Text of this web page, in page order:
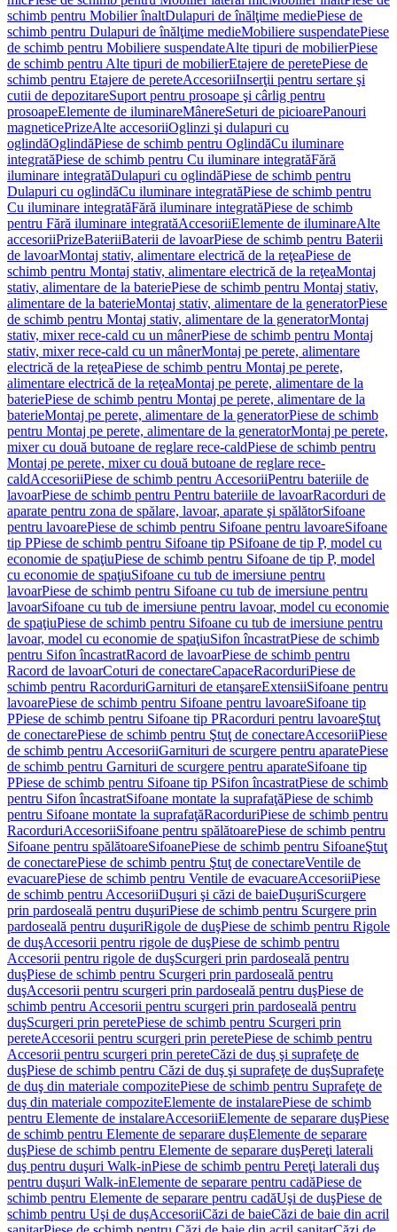
schimb pentru Mobilier înaltDulapuri de înălţime mediePiese de
schimb pentru Dulapuri de înălţime medieMobiliere suspendatePiese
de schimb pentru Mobiliere suspendateAlte tipuri de mobilierPiese
de schimb pentru Alte tipuri de mobilierEtajere de peretePiese de
schimb pentru Etajere de pereteAccesoriiInserţii pentru sertare şi
cutii de depozitareSuport pentru prosoape şi cârlig pentru
prosoapeElemente de iluminareMânereSeturi de picioarePanouri
magneticePrizeAlte accesoriiOglinzi şi dulapuri cu
oglindăOglindăPiese de schimb pentru OglindăCu iluminare
integratăPiese de schimb pentru Cu iluminare integratăFără
iluminare integratăDulapuri cu oglindăPiese de schimb pentru
Dulapuri cu oglindăCu iluminare integratăPiese de schimb pentru
Cu iluminare integratăFără iluminare integratăPiese de schimb
pentru Fără iluminare integratăAccesoriiElemente de iluminareAlte
accesoriiPrizeBateriiBaterii de lavoarPiese de schimb pentru Baterii
de lavoarMontaj stativ, alimentare electrică de la reţeaPiese de
schimb pentru Montaj stativ, alimentare electrică de la reţeaMontaj
stativ, alimentare de la bateriePiese de schimb pentru Montaj stativ,
alimentare de la baterieMontaj stativ, alimentare de la generatorPiese
de schimb pentru Montaj stativ, alimentare de la generatorMontaj
stativ, mixer rece-cald cu un mânerPiese de schimb pentru Montaj
stativ, mixer rece-cald cu un mânerMontaj pe perete, alimentare
electrică de la reţeaPiese de schimb pentru Montaj pe perete,
alimentare electrică de la reţeaMontaj pe perete, alimentare de la
bateriePiese de schimb pentru Montaj pe perete, alimentare de la
baterieMontaj pe perete, alimentare de la generatorPiese de schimb
pentru Montaj pe perete, alimentare de la generatorMontaj pe perete,
mixer cu două butoane de reglare rece-caldPiese de schimb pentru
Montaj pe perete, mixer cu două butoane de reglare rece-
caldAccesoriiPiese de schimb pentru AccesoriiPentru bateriile de
lavoarPiese de schimb pentru Pentru bateriile de lavoarRacorduri de
aparate pentru zona de spălare, lavoar, aparate şi spălătorSifoane
pentru lavoarePiese de schimb pentru Sifoane pentru lavoareSifoane
tip PPiese de schimb pentru Sifoane tip PSifoane de tip P, model cu
economie de spaţiuPiese de schimb pentru Sifoane de tip P, model
cu economie de spaţiuSifoane cu tub de imersiune pentru
lavoarPiese de schimb pentru Sifoane cu tub de imersiune pentru
lavoarSifoane cu tub de imersiune pentru lavoar, model cu economie
de spaţiuPiese de schimb pentru Sifoane cu tub de imersiune pentru
lavoar, model cu economie de spaţiuSifon încastratPiese de schimb
pentru Sifon încastratRacord de lavoarPiese de schimb pentru
Racord de lavoarCoturi de conectareCapaceRacorduriPiese de
schimb pentru RacorduriGarnituri de etanşareExtensiiSifoane pentru
lavoarePiese de schimb pentru Sifoane pentru lavoareSifoane tip
PPiese de schimb pentru Sifoane tip PRacorduri pentru lavoareŞtuţ
de conectarePiese de schimb pentru Ştuţ de conectareAccesoriiPiese
de schimb pentru AccesoriiGarnituri de scurgere pentru aparatePiese
de schimb pentru Garnituri de scurgere pentru aparateSifoane tip
PPiese de schimb pentru Sifoane tip PSifon încastratPiese de schimb
pentru Sifon încastratSifoane montate la suprafaţăPiese de schimb
pentru Sifoane montate la suprafaţăRacorduriPiese de schimb pentru
RacorduriAccesoriiSifoane pentru spălătoarePiese de schimb pentru
Sifoane pentru spălătoareSifoanePiese de schimb pentru SifoaneŞtuţ
de conectarePiese de schimb pentru Ştuţ de conectareVentile de
evacuarePiese de schimb pentru Ventile de evacuareAccesoriiPiese
de schimb pentru AccesoriiDuşuri şi căzi de baieDuşuriScurgere
prin pardoseală pentru duşuriPiese de schimb pentru Scurgere prin
pardoseală pentru duşuriRigole de duşPiese de schimb pentru Rigole
de duşAccesorii pentru rigole de duşPiese de schimb pentru
Accesorii pentru rigole de duşScurgeri prin pardoseală pentru
duşPiese de schimb pentru Scurgeri prin pardoseală pentru
duşAccesorii pentru scurgeri prin pardoseală pentru duşPiese de
schimb pentru Accesorii pentru scurgeri prin pardoseală pentru
duşScurgeri prin peretePiese de schimb pentru Scurgeri prin
pereteAccesorii pentru scurgeri prin peretePiese de schimb pentru
Accesorii pentru scurgeri prin pereteCăzi de duş şi suprafeţe de
duşPiese de schimb pentru Căzi de duş şi suprafeţe de duşSuprafeţe
de duş din materiale compozitePiese de schimb pentru Suprafeţe de
duş din materiale compoziteElemente de instalarePiese de schimb
pentru Elemente de instalareAccesoriiElemente de separare duşPiese
de schimb pentru Elemente de separare duşElemente de separare
duşPiese de schimb pentru Elemente de separare duşPereţi laterali
duş pentru duşuri Walk-inPiese de schimb pentru Pereţi laterali duş
pentru duşuri Walk-inElemente de separare pentru cadăPiese de
schimb pentru Elemente de separare pentru cadăUşi de duşPiese de
schimb pentru Uşi de duşAccesoriiCăzi de baieCăzi de baie din acril